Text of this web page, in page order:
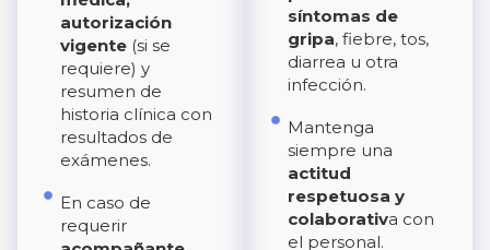
autorización
vigente (si se
requiere) y
resumen de
historia clínica con
resultados de
exámenes.
En caso de
requerir
síntomas de
gripa, fiebre, tos,
diarrea u otra
infección.
Mantenga
siempre una
actitud
respetuosa y
colaborativa con
el personal.